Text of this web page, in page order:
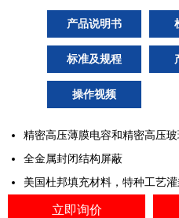
产品说明书
标准及规程
操作视频
精密高压薄膜电容和精密高压玻
全金属封闭结构屏蔽
美国杜邦填充材料，特种工艺
立即询价